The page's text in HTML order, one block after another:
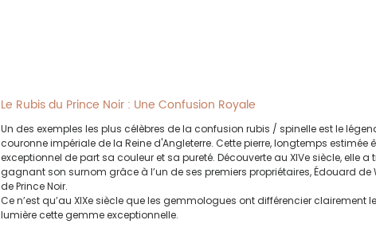
Le Rubis du Prince Noir : Une Confusion Royale
Un des exemples les plus célèbres de la confusion rubis / spinelle est le
couronne impériale de la Reine d'Angleterre. Cette pierre, longtemps estimée
exceptionnel de part sa couleur et sa pureté. Découverte au XIVe siècle, elle
gagnant son surnom grâce à l’un de ses premiers propriétaires, Édouard
de Prince Noir.
Ce n’est qu’au XIXe siècle que les gemmologues ont différencier clairement
lumière cette gemme exceptionnelle.